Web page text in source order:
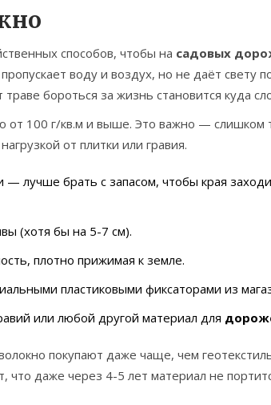
способов, чтобы на садовых
воду и воздух, но не даёт свету
бороться за жизнь становится куда
100 г/кв.м и выше. Это важно — слишком
от плитки или гравия.
лучше брать с запасом, чтобы края
(хотя бы на 5-7 см).
плотно прижимая к земле.
пластиковыми фиксаторами из
или любой другой материал для
покупают даже чаще, чем
даже через 4-5 лет материал не